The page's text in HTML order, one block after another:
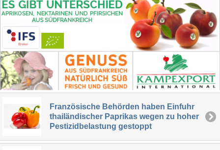
Französische Behörden haben Einfuhr
thailändischer Paprikas wegen zu hoher
Pestizidbelastung gestoppt